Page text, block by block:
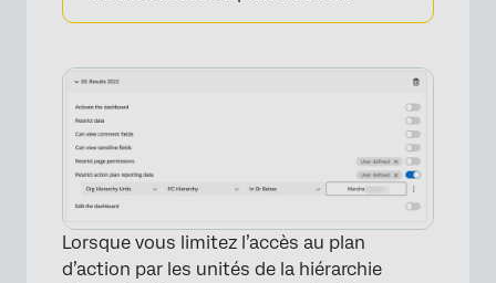
Lorsque vous limitez l’accès au plan
d’action par les unités de la hiérarchie